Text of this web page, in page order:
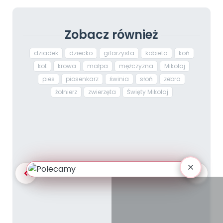
Zobacz również
dziadek dziecko gitarzysta kobieta
koń
kot
krowa małpa mężczyzna
Mikołaj
pies
piosenkarz świnia słoń
zebra
żołnierz
zwierzęta Święty Mikołaj